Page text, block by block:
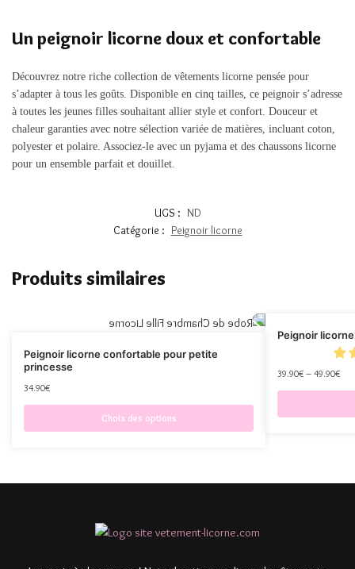
Un peignoir licorne doux et confortable
Découvrez notre riche collection de vêtements licorne pensée pour
s’adapter à tous les goûts. Disponible en cinq tailles, ce peignoir s’adresse
à toutes les jeunes filles souhaitant allier style et confort. Douceur et
chaleur garanties avec notre sélection variée de matières, incluant coton,
polyester et polaire. Associez-le avec un pyjama et des chaussons licorne
pour un ensemble parfait et douillet.
UGS : ND
Catégorie : Peignoir licorne
Produits similaires
Peignoir licorne confortable pour petite
princesse
34.90€
Choix des options
Peignoir
39.90€ – 49.90€